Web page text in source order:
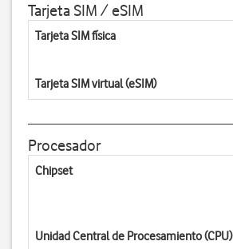
Tarjeta SIM / eSIM
Tarjeta SIM física
Tarjeta SIM virtual (eSIM)
Procesador
Chipset
Unidad Central de Procesamiento (CPU)